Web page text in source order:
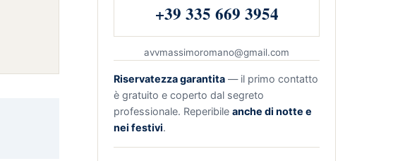
+39 335 669 3954
avvmassimoromano@gmail.com
Riservatezza garantita — il primo contatto
è gratuito e coperto dal segreto
professionale. Reperibile anche di notte e
nei festivi.